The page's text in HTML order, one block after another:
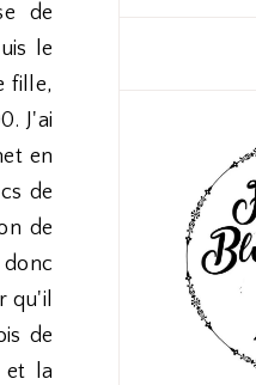
de
le
fille,
J'ai
en
de
de
qu'il
de
et la